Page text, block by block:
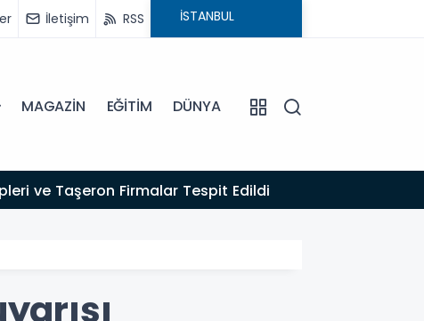
İletişim RSS
MAGAZİN EĞİTİM DÜNYA
ve Taşeron Firmalar Tespit Edildi